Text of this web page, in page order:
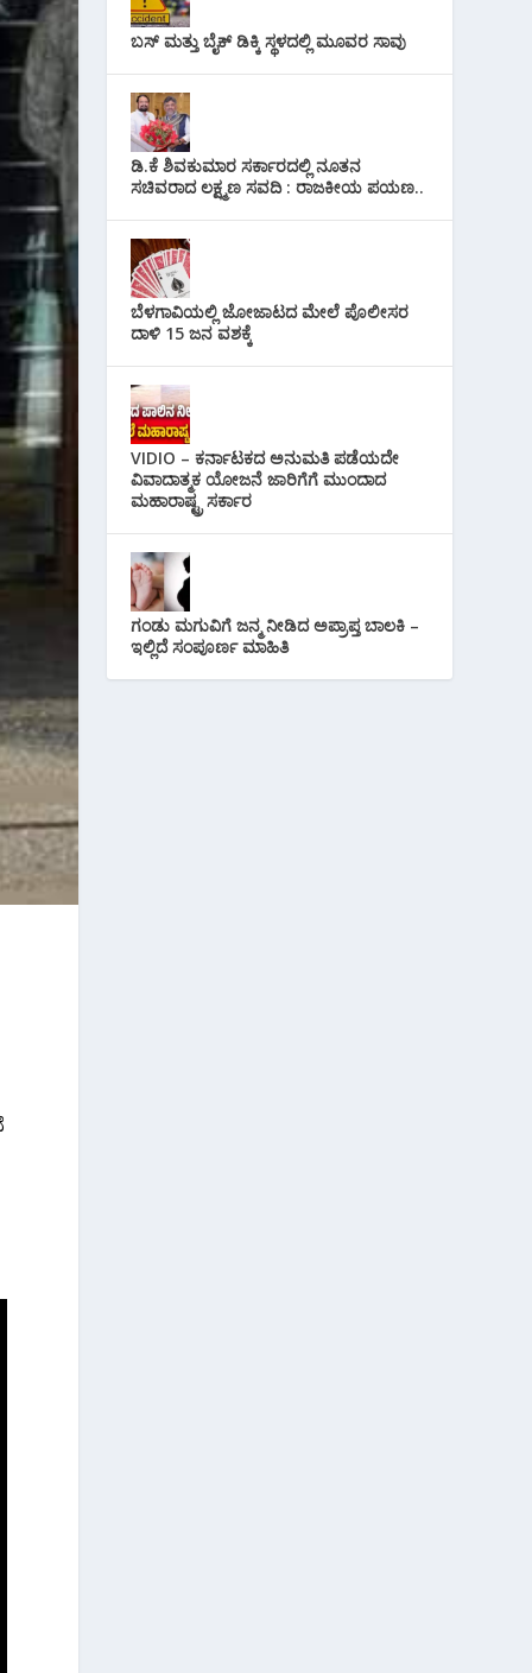
ಬಸ್ ಮತ್ತು ಬೈಕ್ ಡಿಕ್ಕಿ ಸ್ಥಳದಲ್ಲಿ ಮೂವರ ಸಾವು
ಡಿ.ಕೆ ಶಿವಕುಮಾರ ಸರ್ಕಾರದಲ್ಲಿ ನೂತನ
ಸಚಿವರಾದ ಲಕ್ಷ್ಮಣ ಸವದಿ : ರಾಜಕೀಯ ಪಯಣ..
ಬೆಳಗಾವಿಯಲ್ಲಿ ಜೋಜಾಟದ ಮೇಲೆ ಪೊಲೀಸರ
ದಾಳಿ 15 ಜನ ವಶಕ್ಕೆ
VIDIO – ಕರ್ನಾಟಕದ ಅನುಮತಿ ಪಡೆಯದೇ
ವಿವಾದಾತ್ಮಕ ಯೋಜನೆ ಜಾರಿಗೆಗೆ ಮುಂದಾದ
ಮಹಾರಾಷ್ಟ್ರ ಸರ್ಕಾರ
ಗಂಡು ಮಗುವಿಗೆ ಜನ್ಮ ನೀಡಿದ ಅಪ್ರಾಪ್ತ ಬಾಲಕಿ –
ಇಲ್ಲಿದೆ ಸಂಪೂರ್ಣ ಮಾಹಿತಿ